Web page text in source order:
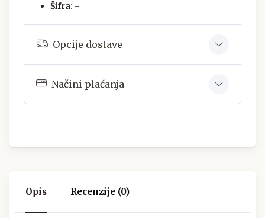
Šifra: -
Opcije dostave
Načini plaćanja
Opis Recenzije (0)